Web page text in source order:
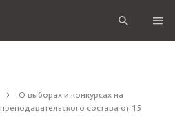
О выборах и конкурсах на
состава от 15